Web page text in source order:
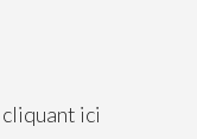
cliquant ici